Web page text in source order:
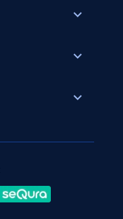
expand_more
expand_more
expand_more